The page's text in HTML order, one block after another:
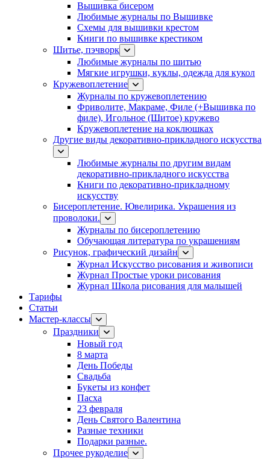
Вышивка бисером
Любимые журналы по Вышивке
Схемы для вышивки крестом
Книги по вышивке крестиком
Шитье, пэчворк
Любимые журналы по шитью
Мягкие игрушки, куклы, одежда для кукол
Кружевоплетение
Журналы по кружевоплетению
Фриволите, Макраме, Филе (+Вышивка по
филе), Игольное (Шитое) кружево
Кружевоплетение на коклюшках
Другие виды декоративно-прикладного искусства
Любимые журналы по другим видам
декоративно-прикладного искусства
Книги по декоративно-прикладному
искусству
Бисероплетение. Ювелирика. Украшения из
проволоки.
Журналы по бисероплетению
Обучающая литература по украшениям
Рисунок, графический дизайн
Журнал Искусство рисования и живописи
Журнал Простые уроки рисования
Журнал Школа рисования для малышей
Тарифы
Статьи
Мастер-классы
Праздники
Новый год
8 марта
День Победы
Свадьба
Букеты из конфет
Пасха
23 февраля
День Святого Валентина
Разные техники
Подарки разные.
Прочее рукоделие